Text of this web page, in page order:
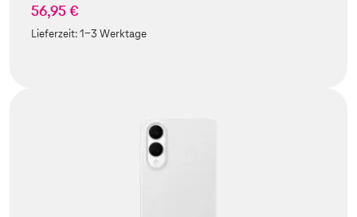
56,95 €
Lieferzeit:1-3 Werktage